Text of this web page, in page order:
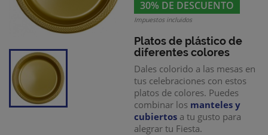
30% DE DESCUENTO
Impuestos incluidos
Platos de plásticode
diferentes colores
Dales colorido a las mesas en
tus celebraciones con estos
platos de colores. Puedes
combinar los manteles y
cubiertos a tu gusto para
alegrar tu Fiesta.